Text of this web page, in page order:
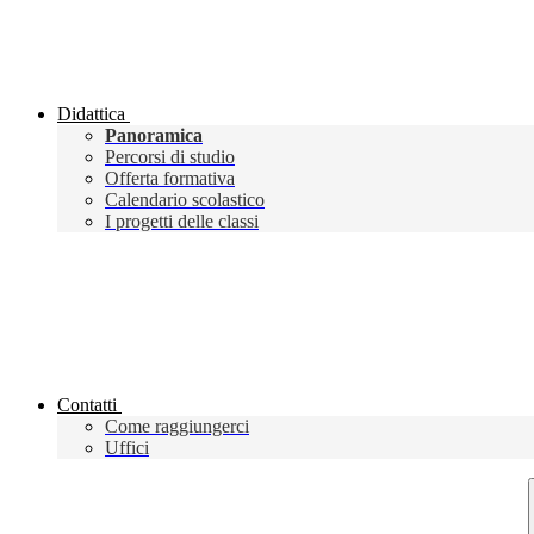
Didattica
Panoramica
Percorsi di studio
Offerta formativa
Calendario scolastico
I progetti delle classi
Contatti
Come raggiungerci
Uffici